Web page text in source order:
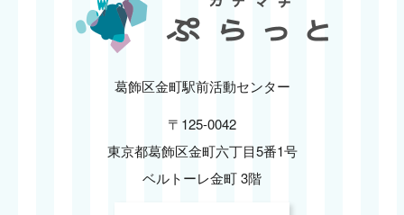
葛飾区金町駅前活動センター
〒125-0042
東京都葛飾区金町六丁目5番1号
ベルトーレ金町 3階